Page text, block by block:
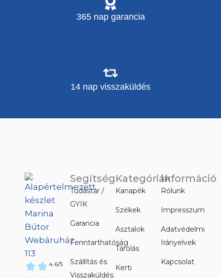
365 nap garancia
14 nap visszaküldés
4.6/5
Segítség
Tudástár /
GYIK
Garancia
Fenntarthatóság
Szállítás és
Visszaküldés
Kategóriák
Kanapék
Székek
Asztalok
Tárolás
Kerti
Információ
Rólunk
Impresszum
Adatvédelmi
Irányelvek
Kapcsolat